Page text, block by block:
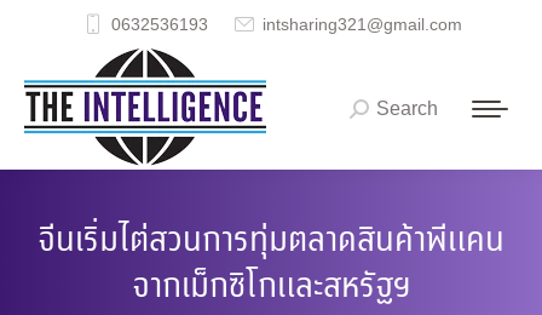
0632536193 intsharing321@gmail.com
Search:
Search
จีนเริ่มไต่สวนการทุ่มตลาดสินค้าพีแคน
จากเม็กซิโกและสหรัฐฯ